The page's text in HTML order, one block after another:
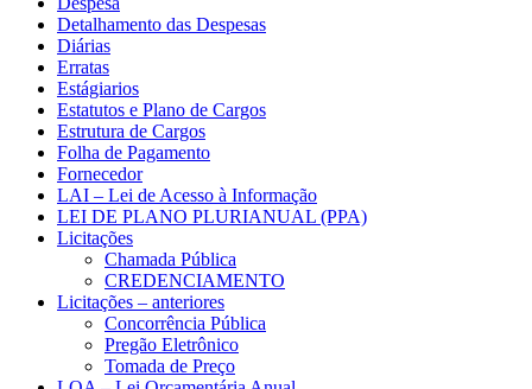
Detalhamento das Despesas
Diárias
Erratas
Estágiarios
Estatutos e Plano de Cargos
Estrutura de Cargos
Folha de Pagamento
Fornecedor
LAI – Lei de Acesso à Informação
LEI DE PLANO PLURIANUAL (PPA)
Licitações
Chamada Pública
CREDENCIAMENTO
Licitações – anteriores
Concorrência Pública
Pregão Eletrônico
Tomada de Preço